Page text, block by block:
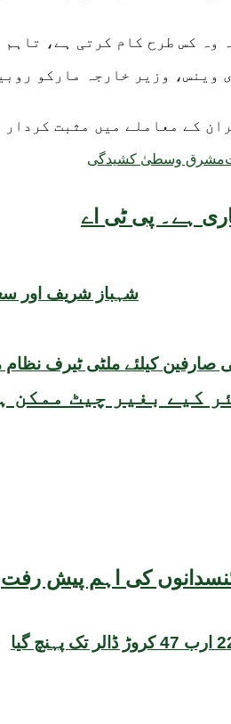
ہے۔ پی ٹی اے
کیے بغیر چیٹ ممکن
کی اہم پیش رفت
کس طرح کام کرتی ہے،
وزیر خارجہ مارکو
کے معاملے میں مثبت کردار
مشرق وسطیٰ کشیدگی
شہباز شریف اور
صارفین کیلئے ملٹی ٹیرف نظام